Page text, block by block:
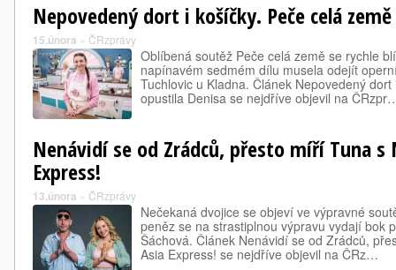
Nepovedený dort i košíčky. Peče celá
15.února » ČRzprávy
Oblíbená soutěž Peče celá země se rychle
napínavém sedmém dílu musela odejít
Tuchlovic u Kladna. Článek Nepovedený
opustila Denisa se nejdříve objevil na
Nenávidí se od Zrádců, přesto míří Tuna s
Express!
13.února » ČRzprávy
Nečekaná dvojice se objeví ve výpravné
peněz se na strastiplnou výpravu vydají bok
Šáchová. Článek Nenávidí se od Zrádců,
Asia Express! se nejdříve objevil na ČRz…